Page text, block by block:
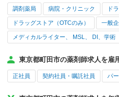
調剤薬局 病院・クリニック ド
ドラッグストア（OTCのみ） 一般
メディカルライター、 MSL、 DI、学術
東京都町田市の薬剤師求人を雇
正社員 契約社員・嘱託社員 パ